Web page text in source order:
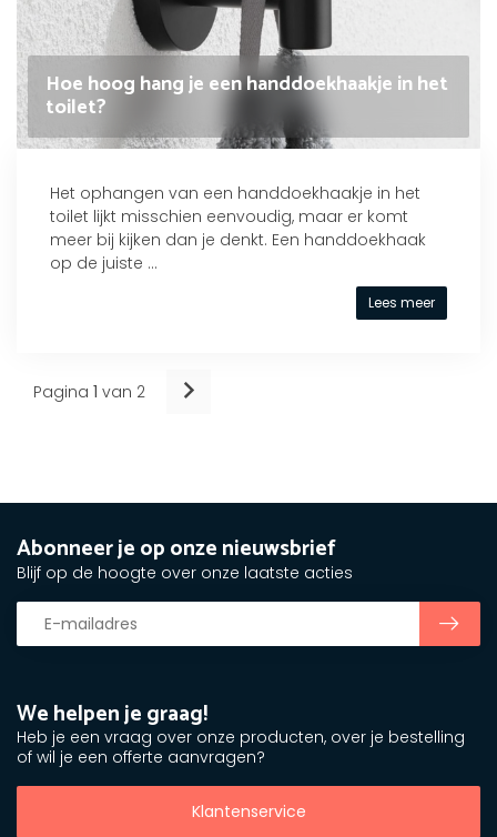
Hoe hoog hang je een handdoekhaakje in het
toilet?
Het ophangen van een handdoekhaakje in het
toilet lijkt misschien eenvoudig, maar er komt
meer bij kijken dan je denkt. Een handdoekhaak
op de juiste ...
Lees meer
Pagina 1 van 2
We helpen je graag!
Heb je een vraag over onze producten, over je bestelling
of wil je een offerte aanvragen?
Klantenservice
Abonneer je op onze nieuwsbrief
Blijf op de hoogte over onze laatste acties